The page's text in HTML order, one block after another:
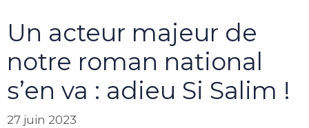
Un acteur majeur de
notre roman national
s’en va : adieu Si Salim !
27 juin 2023